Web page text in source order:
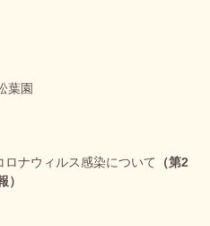
葉園
ナウィルス感染について
（第2
）